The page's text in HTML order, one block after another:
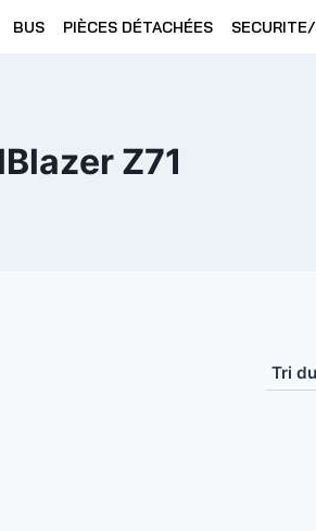
BUS PIÈCES DÉTACHÉES
Z71